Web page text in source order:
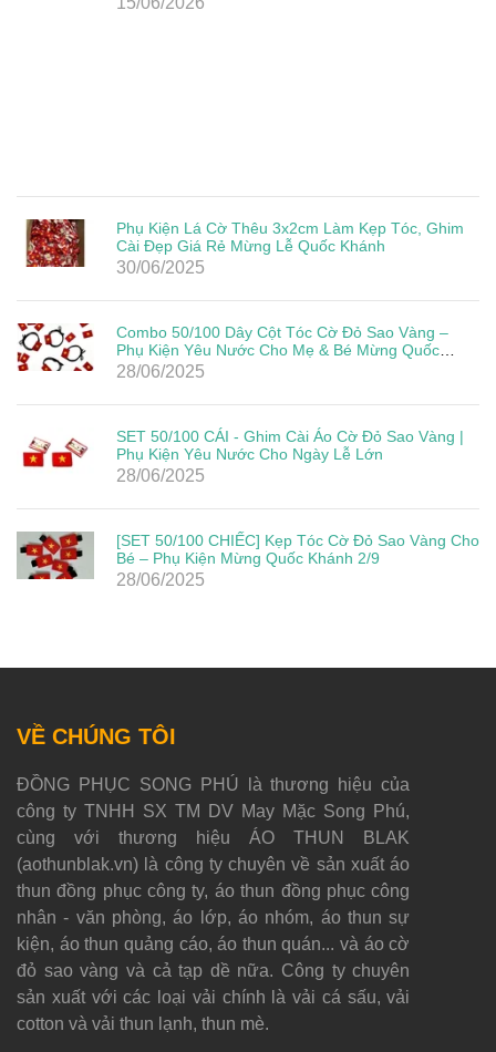
Phụ Kiện Lá Cờ Thêu 3x2cm Làm Kẹp Tóc, Ghim
Cài Đẹp Giá Rẻ Mừng Lễ Quốc Khánh
30/06/2025
Combo 50/100 Dây Cột Tóc Cờ Đỏ Sao Vàng –
Phụ Kiện Yêu Nước Cho Mẹ & Bé Mừng Quốc
Khánh 2/9
28/06/2025
SET 50/100 CÁI - Ghim Cài Áo Cờ Đỏ Sao Vàng |
Phụ Kiện Yêu Nước Cho Ngày Lễ Lớn
28/06/2025
[SET 50/100 CHIẾC] Kẹp Tóc Cờ Đỏ Sao Vàng Cho
Bé – Phụ Kiện Mừng Quốc Khánh 2/9
28/06/2025
VỀ CHÚNG TÔI
ĐỒNG PHỤC SONG PHÚ là thương hiệu của
công ty TNHH SX TM DV May Mặc Song Phú,
cùng với thương hiệu ÁO THUN BLAK
(aothunblak.vn) là công ty chuyên về sản xuất áo
thun đồng phục công ty, áo thun đồng phục công
nhân - văn phòng, áo lớp, áo nhóm, áo thun sự
kiện, áo thun quảng cáo, áo thun quán... và áo cờ
đỏ sao vàng và cả tạp dề nữa. Công ty chuyên
sản xuất với các loại vải chính là vải cá sấu, vải
cotton và vải thun lạnh, thun mè.